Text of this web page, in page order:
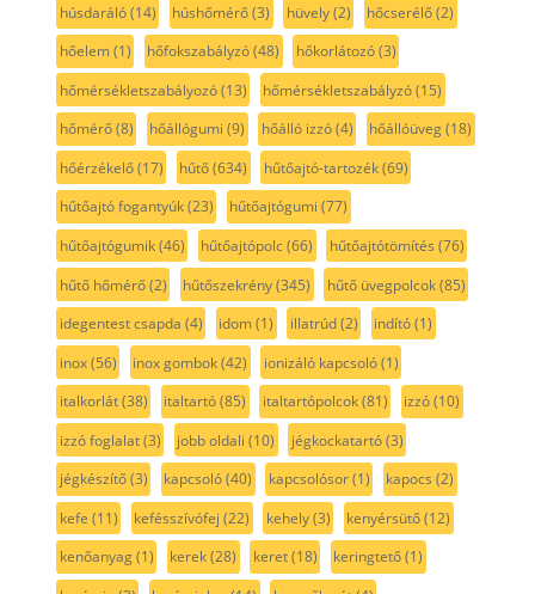
húsdaráló(14) húshőmérő(3) hüvely(2) hőcserélő(2)
hőelem(1) hőfokszabályzó(48) hőkorlátozó(3)
hőmérsékletszabályozó(13) hőmérsékletszabályzó(15)
hőmérő(8) hőállógumi (9) hőálló izzó(4) hőállóüveg(18)
hőérzékelő(17) hűtő(634) hűtőajtó-tartozék(69)
hűtőajtó fogantyúk(23) hűtőajtógumi (77)
hűtőajtógumik(46) hűtőajtópolc(66) hűtőajtótömítés (76)
hűtő hőmérő(2) hűtőszekrény(345) hűtő üvegpolcok(85)
idegentest csapda (4) idom(1) illatrúd(2) indító(1)
inox(56) inox gombok(42) ionizáló kapcsoló(1)
italkorlát(38) italtartó(85) italtartópolcok(81) izzó(10)
izzó foglalat(3) jobb oldali (10) jégkockatartó(3)
jégkészítő(3) kapcsoló(40) kapcsolósor(1) kapocs (2)
kefe (11) kefésszívófej (22) kehely(3) kenyérsütő(12)
kenőanyag(1) kerek(28) keret(18) keringtető(1)